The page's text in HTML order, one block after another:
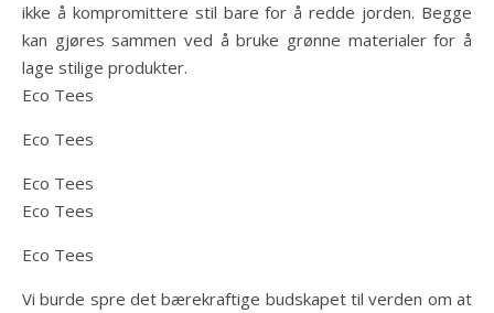
ikke å kompromittere stil bare for å redde jorden. Begge
kan gjøres sammen ved å bruke grønne materialer for å
lage stilige produkter.
Eco Tees
Eco Tees
Eco Tees
Eco Tees
Eco Tees
Vi burde spre det bærekraftige budskapet til verden om at